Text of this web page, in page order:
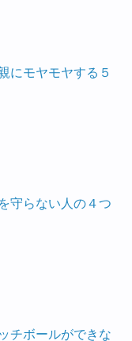
にモヤモヤする５
守らない人の４つ
チボールができな